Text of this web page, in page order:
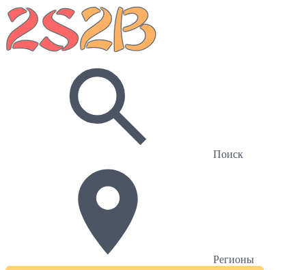
Поиск
Регионы